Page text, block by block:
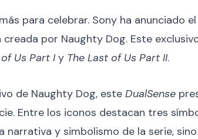
para celebrar. Sony ha anunciado
por Naughty Dog. Este
Us Part Iy The Last of Us Part II.
de Naughty Dog, este DualSense
Entre los iconos destacan tres
narrativa y simbolismo de la serie,